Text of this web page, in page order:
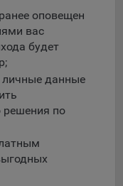
вносить в них
какие страницы
помогают
использовании
есть возможность
использования
для
оповещен
вас
будет
личные данные
решения по